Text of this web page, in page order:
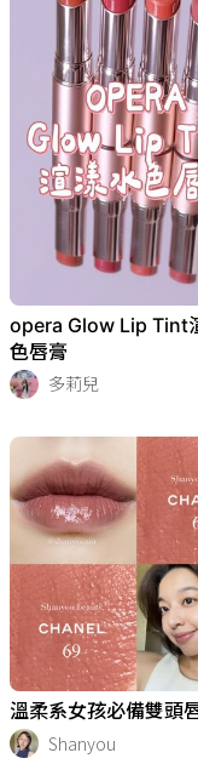
opera Glow Lip Tint
色唇膏
多莉兒
溫柔系女孩必備雙頭
Shanyou